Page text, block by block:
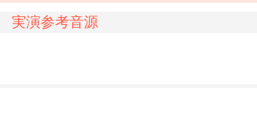
実演参考音源